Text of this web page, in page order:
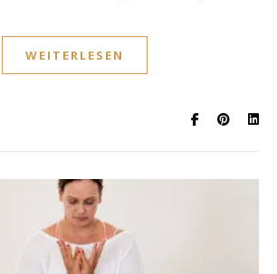
WEITERLESEN